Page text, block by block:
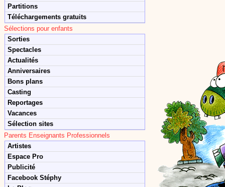
Partitions
Téléchargements gratuits
Sélections pour enfants
Sorties
Spectacles
Actualités
Anniversaires
Bons plans
Casting
Reportages
Vacances
Sélection sites
Parents Enseignants Professionnels
Artistes
Espace Pro
Publicité
Facebook Stéphy